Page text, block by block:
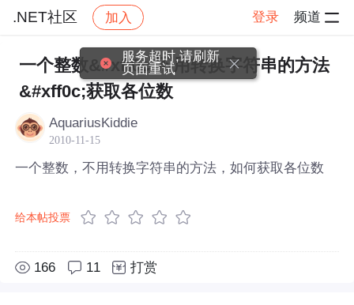
.NET社区 加入 登录 频道
社区 .NET社区 帖子详情
一个整数&#xff0c;不用转换字符串的方法
&#xff0c;获取各位数
AquariusKiddie
2010-11-15
一个整数，不用转换字符串的方法，如何获取各位数
给本帖投票
166 11 打赏
服务超时,请刷新
页面重试